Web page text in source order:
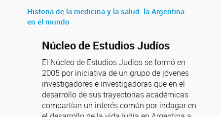
Historia de la medicina y la salud: la Argentina
en el mundo
Núcleo de Estudios Judíos
El Núcleo de Estudios Judíos se formó en
2005 por iniciativa de un grupo de jóvenes
investigadores e investigadoras que en el
desarrollo de sus trayectorias académicas
compartían un interés común por indagar en